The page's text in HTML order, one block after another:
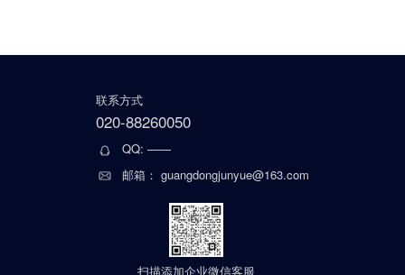
联系方式
020-88260050
QQ: ——
邮箱： guangdongjunyue@163.com
扫描添加企业微信客服